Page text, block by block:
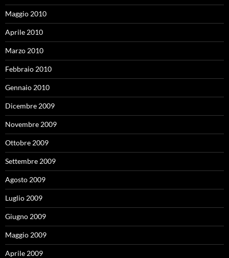
Maggio 2010
Aprile 2010
Marzo 2010
Febbraio 2010
Gennaio 2010
Dicembre 2009
Novembre 2009
Ottobre 2009
Settembre 2009
Agosto 2009
Luglio 2009
Giugno 2009
Maggio 2009
Aprile 2009